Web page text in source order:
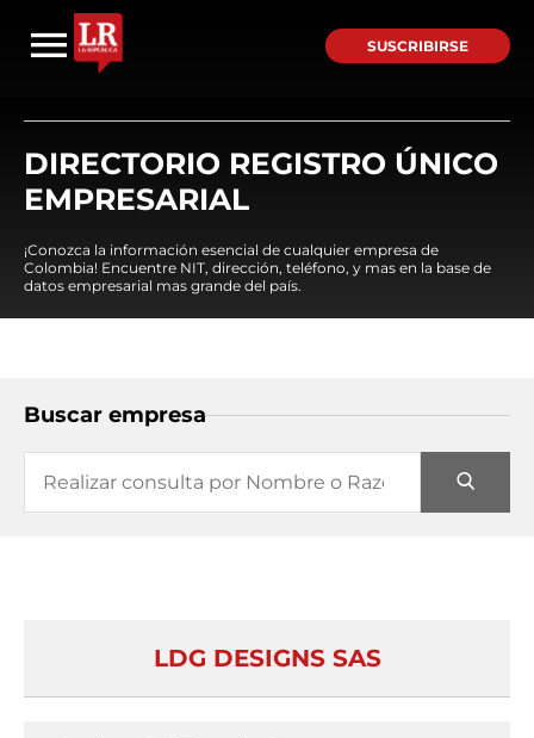
SUSCRIBIRSE
DIRECTORIO REGISTRO ÚNICO
EMPRESARIAL
¡Conozca la información esencial de cualquier empresa de
Colombia! Encuentre NIT, dirección, teléfono, y mas en la base de
datos empresarial mas grande del país.
Buscar empresa
LDG DESIGNS SAS